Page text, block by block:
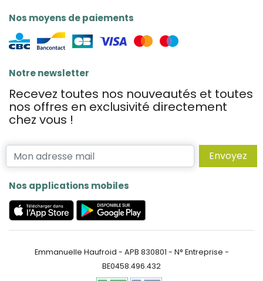
Nos moyens de paiements
Notre newsletter
Recevez toutes nos nouveautés et toutes
nos offres en exclusivité directement
chez vous !
Envoyez
Nos applications mobiles
Emmanuelle Haufroid - APB 830801 - N° Entreprise -
BE0458.496.432